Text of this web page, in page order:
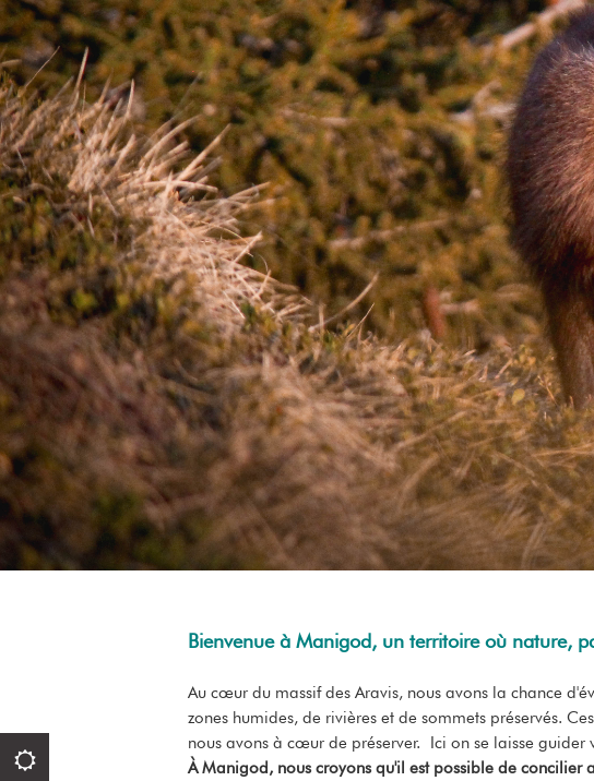
Bienvenue à Manigod, un territoire où nature,
Au cœur du massif des Aravis, nous avons la chance
zones humides, de rivières et de sommets préservés.
nous avons à cœur de préserver. Ici on se laisse
À Manigod, nous croyons qu'il est possible de concilier